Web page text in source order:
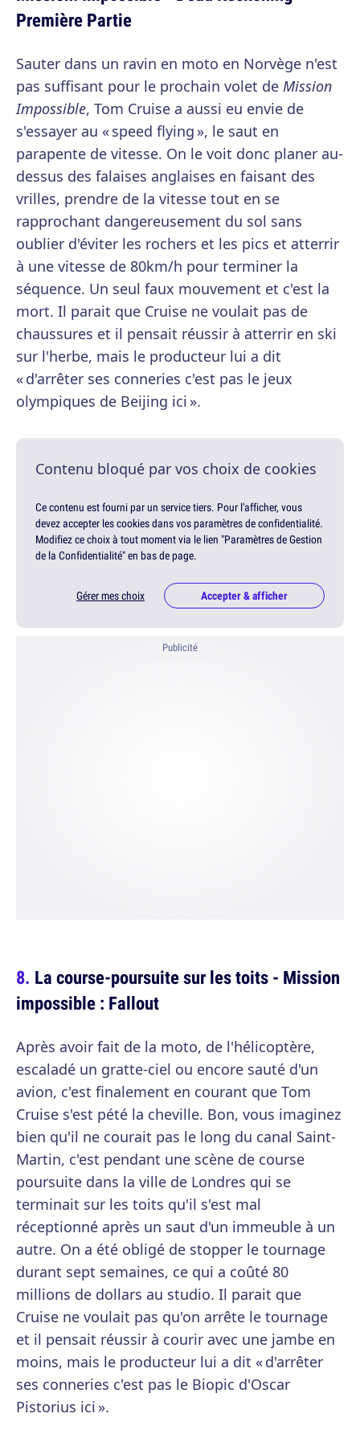
Première Partie
Sauter dans un ravin en moto en Norvège n'est
pas suffisant pour le prochain volet de Mission
Impossible, Tom Cruise a aussi eu envie de
s'essayer au « speed flying », le saut en
parapente de vitesse. On le voit donc planer au-
dessus des falaises anglaises en faisant des
vrilles, prendre de la vitesse tout en se
rapprochant dangereusement du sol sans
oublier d'éviter les rochers et les pics et atterrir
à une vitesse de 80km/h pour terminer la
séquence. Un seul faux mouvement et c'est la
mort. Il parait que Cruise ne voulait pas de
chaussures et il pensait réussir à atterrir en ski
sur l'herbe, mais le producteur lui a dit
« d'arrêter ses conneries c'est pas le jeux
olympiques de Beijing ici ».
Contenu bloqué par vos choix de cookies
Ce contenu est fourni par un service tiers. Pour l'afficher, vous
devez accepter les cookies dans vos paramètres de confidentialité.
Modifiez ce choix à tout moment via le lien "Paramètres de Gestion
de la Confidentialité" en bas de page.
Gérer mes choix Accepter & afficher
Publicité
La course-poursuite sur les toits - Mission
impossible : Fallout
Après avoir fait de la moto, de l'hélicoptère,
escaladé un gratte-ciel ou encore sauté d'un
avion, c'est finalement en courant que Tom
Cruise s'est pété la cheville. Bon, vous imaginez
bien qu'il ne courait pas le long du canal Saint-
Martin, c'est pendant une scène de course
poursuite dans la ville de Londres qui se
terminait sur les toits qu'il s'est mal
réceptionné après un saut d'un immeuble à un
autre. On a été obligé de stopper le tournage
durant sept semaines, ce qui a coûté 80
millions de dollars au studio. Il parait que
Cruise ne voulait pas qu'on arrête le tournage
et il pensait réussir à courir avec une jambe en
moins, mais le producteur lui a dit « d'arrêter
ses conneries c'est pas le Biopic d'Oscar
Pistorius ici ».